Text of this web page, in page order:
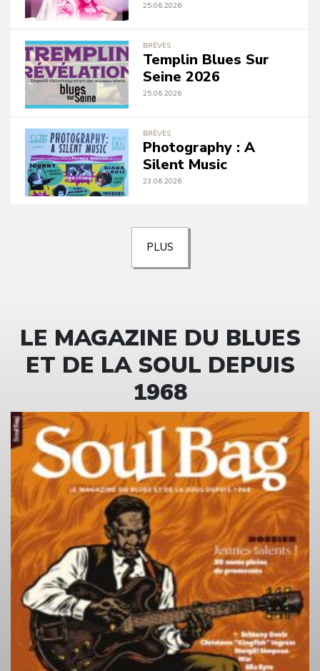
25.06.2026
BRÈVES
Templin Blues Sur
Seine 2026
25.06.2026
BRÈVES
Photography : A
Silent Music
23.06.2026
PLUS
LE MAGAZINE DU BLUES
ET DE LA SOUL DEPUIS
1968